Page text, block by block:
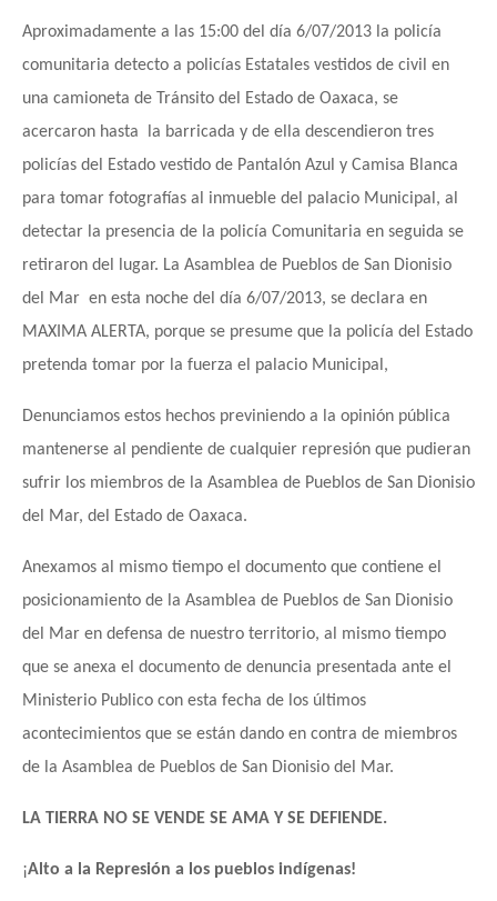
Aproximadamente a las 15:00 del día 6/07/2013 la policía
comunitaria detecto a policías Estatales vestidos de civil en
una camioneta de Tránsito del Estado de Oaxaca, se
acercaron hasta la barricada y de ella descendieron tres
policías del Estado vestido de Pantalón Azul y Camisa Blanca
para tomar fotografías al inmueble del palacio Municipal, al
detectar la presencia de la policía Comunitaria en seguida se
retiraron del lugar. La Asamblea de Pueblos de San Dionisio
del Mar en esta noche del día 6/07/2013, se declara en
MAXIMA ALERTA, porque se presume que la policía del Estado
pretenda tomar por la fuerza el palacio Municipal,
Denunciamos estos hechos previniendo a la opinión pública
mantenerse al pendiente de cualquier represión que pudieran
sufrir los miembros de la Asamblea de Pueblos de San Dionisio
del Mar, del Estado de Oaxaca.
Anexamos al mismo tiempo el documento que contiene el
posicionamiento de la Asamblea de Pueblos de San Dionisio
del Mar en defensa de nuestro territorio, al mismo tiempo
que se anexa el documento de denuncia presentada ante el
Ministerio Publico con esta fecha de los últimos
acontecimientos que se están dando en contra de miembros
de la Asamblea de Pueblos de San Dionisio del Mar.
LA TIERRA NO SE VENDE SE AMA Y SE DEFIENDE.
¡Alto a la Represión a los pueblos indígenas!